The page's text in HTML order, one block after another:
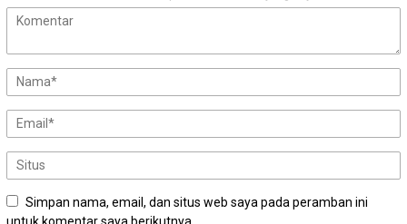
Simpan nama, email, dan situs web saya pada peramban ini
untuk komentar saya berikutnya.